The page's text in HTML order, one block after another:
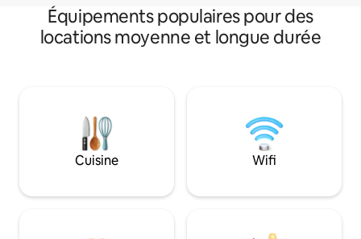
Équipements populaires pour des
locations moyenne et longue durée
Cuisine Wifi